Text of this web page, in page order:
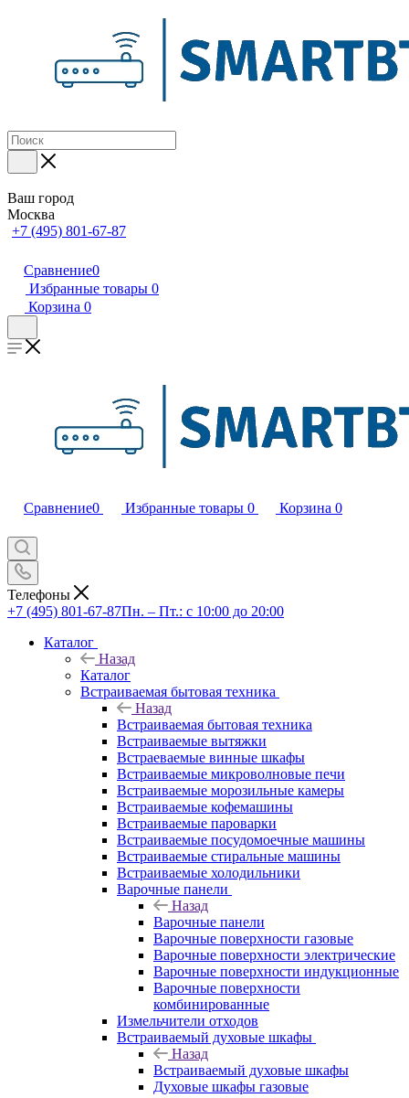
Ваш город
Москва
+7 (495) 801-67-87
Сравнение0
Избранные товары 0
Корзина 0
Сравнение0 Избранные товары 0 Корзина 0
Телефоны
+7 (495) 801-67-87Пн. – Пт.: с 10:00 до 20:00
Каталог
Назад
Каталог
Встраиваемая бытовая техника
Назад
Встраиваемая бытовая техника
Встраиваемые вытяжки
Встраеваемые винные шкафы
Встраиваемые микроволновые печи
Встраиваемые морозильные камеры
Встраиваемые кофемашины
Встраиваемые пароварки
Встраиваемые посудомоечные машины
Встраиваемые стиральные машины
Встраиваемые холодильники
Варочные панели
Назад
Варочные панели
Варочные поверхности газовые
Варочные поверхности электрические
Варочные поверхности индукционные
Варочные поверхности
комбинированные
Измельчители отходов
Встраиваемый духовые шкафы
Назад
Встраиваемый духовые шкафы
Духовые шкафы газовые